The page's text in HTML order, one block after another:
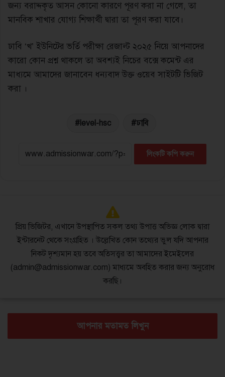
জন্য বরাদ্দকৃত আসন কোনো কারণে পূরণ করা না গেলে, তা
মানবিক শাখার যোগ্য শিক্ষার্থী দ্বারা তা পূরণ করা যাবে।
ঢাবি ‘খ’ ইউনিটের ভর্তি পরীক্ষা রেজাল্ট ২০২৫ নিয়ে আপনাদের
কারো কোন প্রশ্ন থাকলে তা অবশ্যই নিচের বক্সে কমেন্ট এর
মাধ্যমে আমাদের জানাবেন ধন্যবাদ উক্ত ওয়েব সাইটটি ভিজিট
করা ।
level-hsc ঢাবি
লিংকটি কপি করুন
প্রিয় ভিজিটর, এখানে উপস্থাপিত সকল তথ্য উপাত্ত অভিজ্ঞ লোক দ্বারা
ইন্টারনেট থেকে সংগ্রহিত । উল্লেখিত কোন তথ্যের ভুল যদি আপনার
নিকট দৃশ্যমান হয় তবে অতিসত্ত্বর তা আমাদের ইমেইলের
(admin@admissionwar.com) মাধ্যমে অবহিত করার জন্য অনুরোধ
করছি।
আপনার মতামত লিখুন